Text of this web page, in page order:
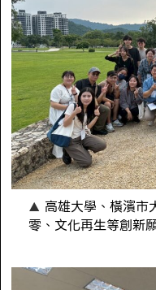
高雄大學、橫濱市
零、文化再生等創新